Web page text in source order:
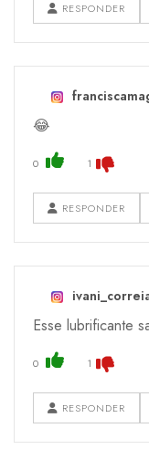
RESPONDER
😂
0 1
RESPONDER
Esse lubrificante
0 1
RESPONDER